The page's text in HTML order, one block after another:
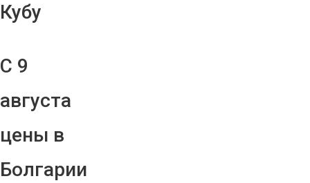
Кубу
С 9
августа
цены в
Болгарии